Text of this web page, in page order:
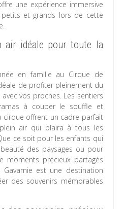
une expérience immersive
et grands lors de cette
air idéale pour toute la
en famille au Cirque de
de profiter pleinement du
vos proches. Les sentiers
à couper le souffle et
cirque offrent un cadre parfait
air qui plaira à tous les
ce soit pour les enfants qui
des paysages ou pour
moments précieux partagés
est une destination
des souvenirs mémorables